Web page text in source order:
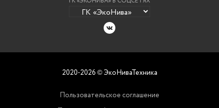
2020-2026 ©ЭкоНиваТехника
Пользовательское соглашение